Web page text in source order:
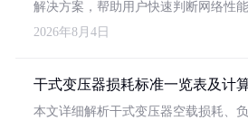
解决方案，帮助用户快速判断网络性能
2026年8月4日
干式变压器损耗标准一览表及计
本文详细解析干式变压器空载损耗、